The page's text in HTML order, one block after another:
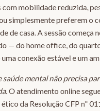
com mobilidade reduzida,
simplesmente preferem o
de casa. A sessão começa
— do home office, do
conexão estável e um
saúde mental não precisa
O atendimento online
da Resolução CFP nº